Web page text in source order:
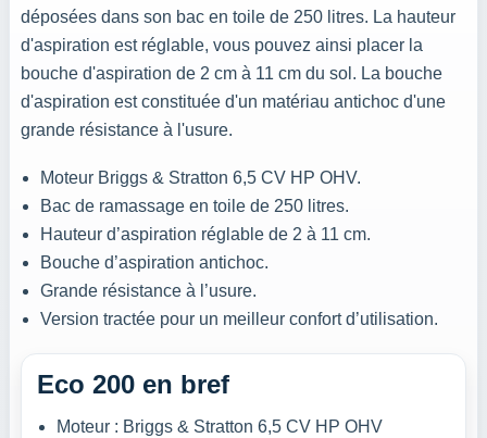
déposées dans son bac en toile de 250 litres. La hauteur
d'aspiration est réglable, vous pouvez ainsi placer la
bouche d'aspiration de 2 cm à 11 cm du sol. La bouche
d'aspiration est constituée d'un matériau antichoc d'une
grande résistance à l'usure.
Moteur Briggs & Stratton 6,5 CV HP OHV.
Bac de ramassage en toile de 250 litres.
Hauteur d’aspiration réglable de 2 à 11 cm.
Bouche d’aspiration antichoc.
Grande résistance à l’usure.
Version tractée pour un meilleur confort d’utilisation.
Eco 200 en bref
Moteur : Briggs & Stratton 6,5 CV HP OHV